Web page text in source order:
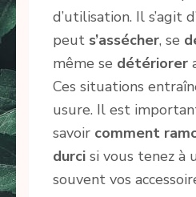
d’utilisation. Il s’agit
peut s’assécher, se
même se détériorer
Ces situations
usure. Il est
savoir comment
durci si vous tenez à
souvent vos